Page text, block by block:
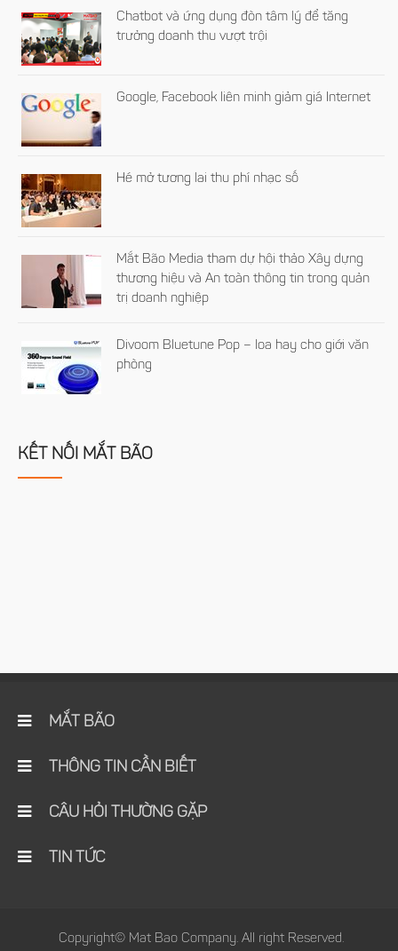
Chatbot và ứng dụng đòn tâm lý để tăng
trưởng doanh thu vượt trội
Google, Facebook liên minh giảm giá Internet
Hé mở tương lai thu phí nhạc số
Mắt Bão Media tham dự hội thảo Xây dựng
thương hiệu và An toàn thông tin trong quản
trị doanh nghiệp
Divoom Bluetune Pop – loa hay cho giới văn
phòng
KẾT NỐI MẮT BÃO
MẮT BÃO
THÔNG TIN CẦN BIẾT
CÂU HỎI THƯỜNG GẶP
TIN TỨC
Copyright© Mat Bao Company. All right Reserved.